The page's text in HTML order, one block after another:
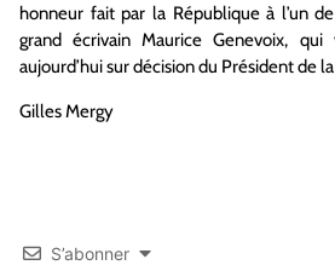
honneur fait par la République à l’un
grand écrivain Maurice Genevoix,
aujourd’hui sur décision du Président de
Gilles Mergy
S’abonner